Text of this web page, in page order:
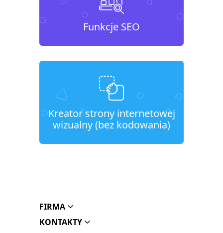
Funkcje SEO
Kreator strony internetowej
wizualny (bez kodowania)
FIRMA
KONTAKTY